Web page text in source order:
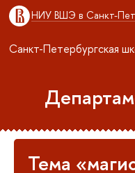
НИУ ВШЭ в Санкт-
Санкт-Петербургская
Тема